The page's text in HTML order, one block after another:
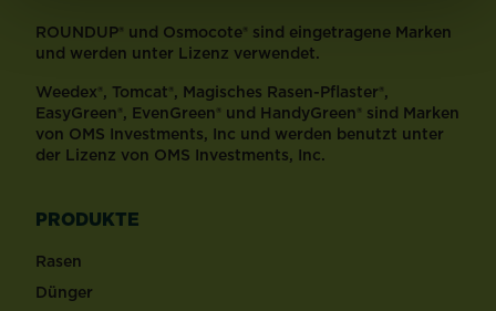
ROUNDUP® und Osmocote® sind eingetragene Marken
und werden unter Lizenz verwendet.
Weedex®, Tomcat®, Magisches Rasen-Pflaster®,
EasyGreen®, EvenGreen® und HandyGreen® sind Marken
von OMS Investments, Inc und werden benutzt unter
der Lizenz von OMS Investments, Inc.
PRODUKTE
Rasen
Dünger